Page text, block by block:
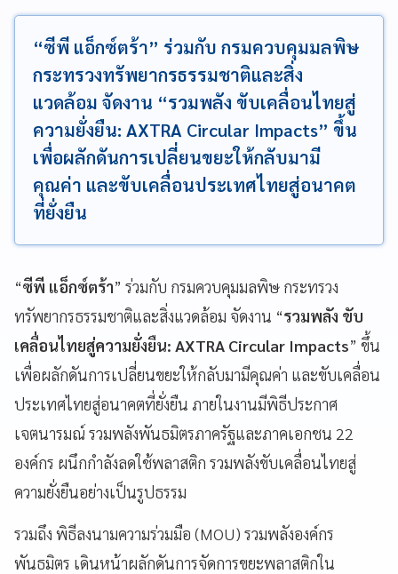
“ซีพี แอ็กซ์ตร้า” ร่วมกับ กรมควบคุมมลพิษ
กระทรวงทรัพยากรธรรมชาติและสิ่ง
แวดล้อม จัดงาน “รวมพลัง ขับเคลื่อนไทยสู่
ความยั่งยืน: AXTRA Circular Impacts” ขึ้น
เพื่อผลักดันการเปลี่ยนขยะให้กลับมามี
คุณค่า และขับเคลื่อนประเทศไทยสู่อนาคต
ที่ยั่งยืน
“ซีพี แอ็กซ์ตร้า” ร่วมกับ กรมควบคุมมลพิษ กระทรวง
ทรัพยากรธรรมชาติและสิ่งแวดล้อม จัดงาน “รวมพลัง ขับ
เคลื่อนไทยสู่ความยั่งยืน: AXTRA Circular Impacts” ขึ้น
เพื่อผลักดันการเปลี่ยนขยะให้กลับมามีคุณค่า และขับเคลื่อน
ประเทศไทยสู่อนาคตที่ยั่งยืน ภายในงานมีพิธีประกาศ
เจตนารมณ์ รวมพลังพันธมิตรภาครัฐและภาคเอกชน 22
องค์กร ผนึกกำลังลดใช้พลาสติก รวมพลังขับเคลื่อนไทยสู่
ความยั่งยืนอย่างเป็นรูปธรรม
รวมถึง พิธีลงนามความร่วมมือ (MOU) รวมพลังองค์กร
พันธมิตร เดินหน้าผลักดันการจัดการขยะพลาสติกใน